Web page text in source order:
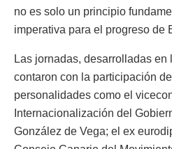
no es solo un principio
imperativa para el progreso de
Las jornadas, desarrolladas
contaron con la participación
personalidades como el
Internacionalización del
González de Vega; el ex